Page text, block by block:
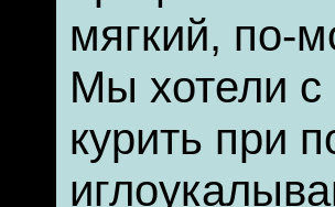
мягкий, по-
Мы хотели с
курить при